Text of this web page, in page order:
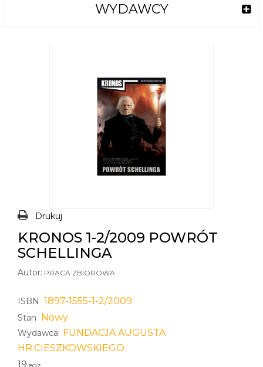
WYDAWCY
Drukuj
KRONOS 1-2/2009 POWRÓT
SCHELLINGA
Autor: PRACA ZBIOROWA
ISBN 1897-1555-1-2/2009
Stan Nowy
Wydawca FUNDACJA AUGUSTA
HR.CIESZKOWSKIEGO
19 egz.